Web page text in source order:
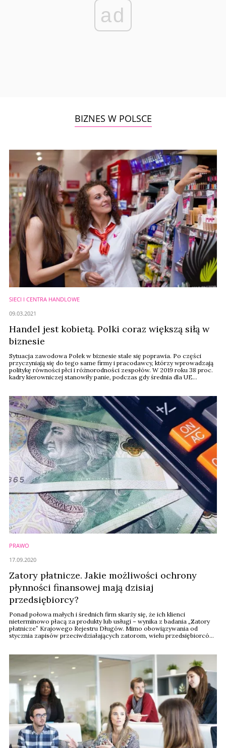
ad
BIZNES W POLSCE
SIECI I CENTRA HANDLOWE
Handel jest kobietą. Polki coraz większą siłą w
biznesie
Sytuacja zawodowa Polek w biznesie stale się poprawia. Po części
przyczyniają się do tego same firmy i pracodawcy, którzy wprowadzają
politykę równości płci i różnorodności zespołów. W 2019 roku 38 proc.
kadry kierowniczej stanowiły panie, podczas gdy średnia dla UE
09.03.2021
PRAWO
Zatory płatnicze. Jakie możliwości ochrony
płynności finansowej mają dzisiaj
przedsiębiorcy?
Ponad połowa małych i średnich firm skarży się, że ich klienci
nieterminowo płacą za produkty lub usługi – wynika z badania „Zatory
płatnicze” Krajowego Rejestru Długów. Mimo obowiązywania od
stycznia zapisów przeciwdziałających zatorom, wielu przedsiębiorców
17.09.2020